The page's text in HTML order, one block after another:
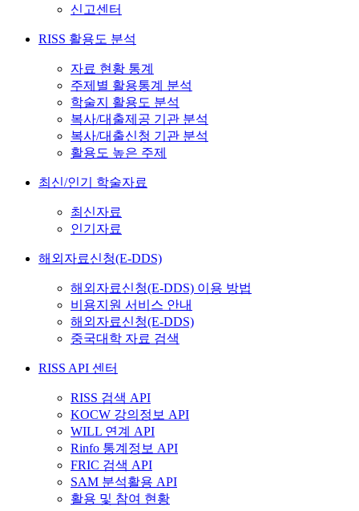
신고센터
RISS 활용도 분석
자료 현황 통계
주제별 활용통계 분석
학술지 활용도 분석
복사/대출제공 기관 분석
복사/대출신청 기관 분석
활용도 높은 주제
최신/인기 학술자료
최신자료
인기자료
해외자료신청(E-DDS)
해외자료신청(E-DDS) 이용 방법
비용지원 서비스 안내
해외자료신청(E-DDS)
중국대학 자료 검색
RISS API 센터
RISS 검색 API
KOCW 강의정보 API
WILL 연계 API
Rinfo 통계정보 API
FRIC 검색 API
SAM 분석활용 API
활용 및 참여 현황